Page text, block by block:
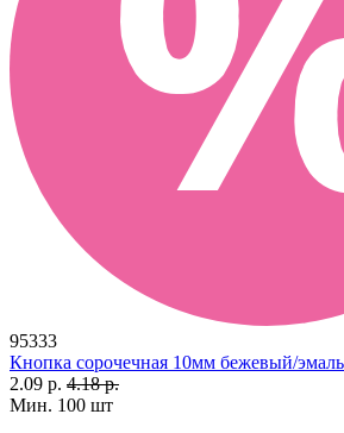
95333
Кнопка сорочечная 10мм бежевый/
2.09 р. 4.18 р.
Мин. 100 шт